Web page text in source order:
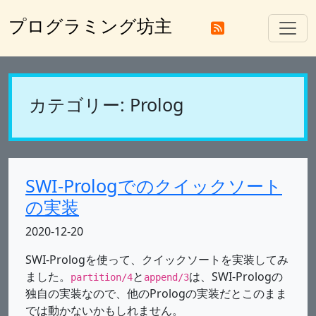
プログラミング坊主
カテゴリー: Prolog
SWI-Prologでのクイックソート
の実装
2020-12-20
SWI-Prologを使って、クイックソートを実装してみ
ました。
partition/4と append/3は、SWI-Prologの
独自の実装なので、他のPrologの実装だとこのまま
では動かないかもしれません。